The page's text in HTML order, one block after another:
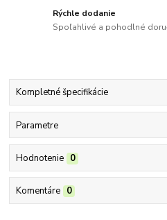
Rýchle dodanie
Spoľahlivé a pohodlné
Kompletné špecifikácie
Parametre
Hodnotenie 0
Komentáre 0